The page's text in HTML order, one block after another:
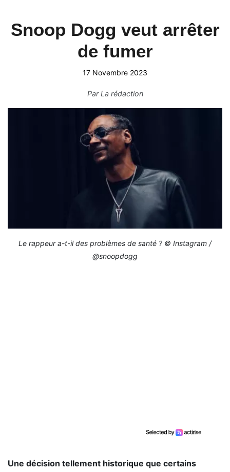
Snoop Dogg veut arrêter
de fumer
17 Novembre 2023
ParLa rédaction
Le rappeur a-t-il des problèmes de santé ? © Instagram /
@snoopdogg
Une décision tellement historique que certains